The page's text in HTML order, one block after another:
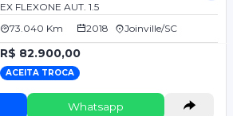
EX FLEXONE AUT. 1.5
73.040 Km
2018 Joinville/SC
R$ 82.900,00
ACEITA TROCA
Whatsapp